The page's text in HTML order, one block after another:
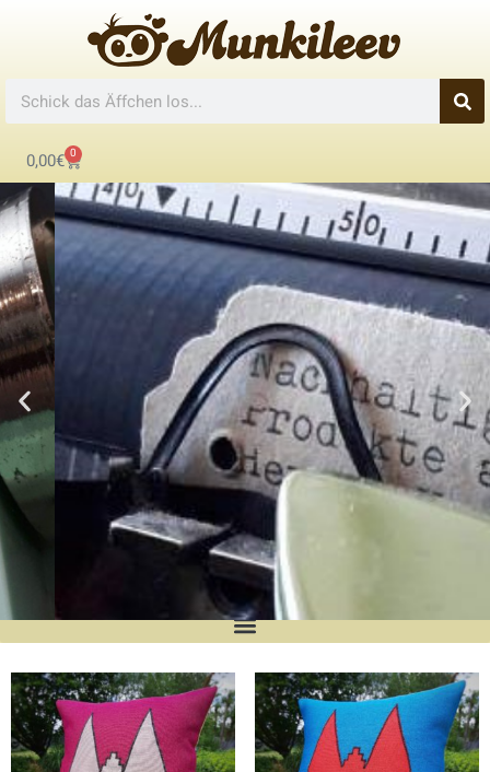
0,00€ 0
MunkileevShop
Der Online-Shop wird regelmäßig mit
neuen Produkten bestückt.